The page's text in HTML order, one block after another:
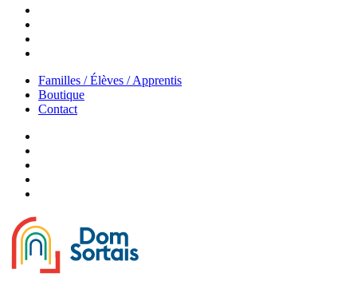
Familles / Élèves / Apprentis
Boutique
Contact